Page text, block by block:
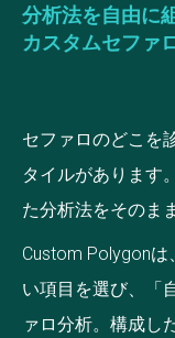
分析法を自由に
カスタムセファ
セファロのどこを
タイルがあります
た分析法をそのま
Custom Polygon
い項目を選び、「
ァロ分析。構成し